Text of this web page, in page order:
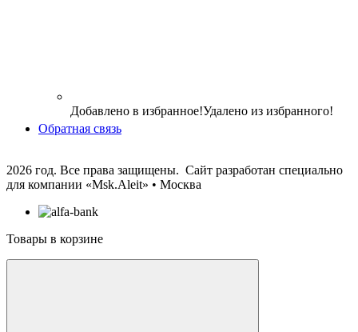
Добавлено в избранное!Удалено из избранного!
Обратная связь
2026 год. Все права защищены. Сайт разработан специально
для компании «Msk.Aleit» • Москва
Товары в корзине